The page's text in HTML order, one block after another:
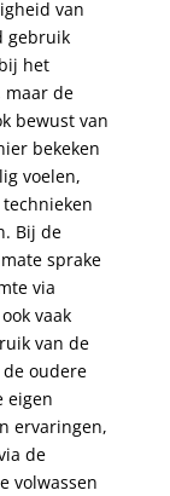
van
gebruik
het
maar de
bewust van
bekeken
voelen,
Bij de
sprake
via
vaak
van de
oudere
eigen
ervaringen,
de
volwassen